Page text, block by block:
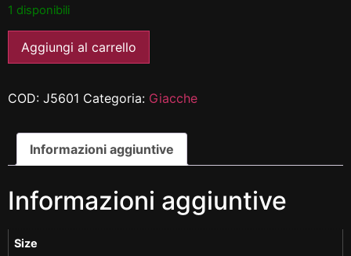
1 disponibili
Aggiungi al carrello
COD: J5601 Categoria: Giacche
Informazioni aggiuntive
Informazioni aggiuntive
Size